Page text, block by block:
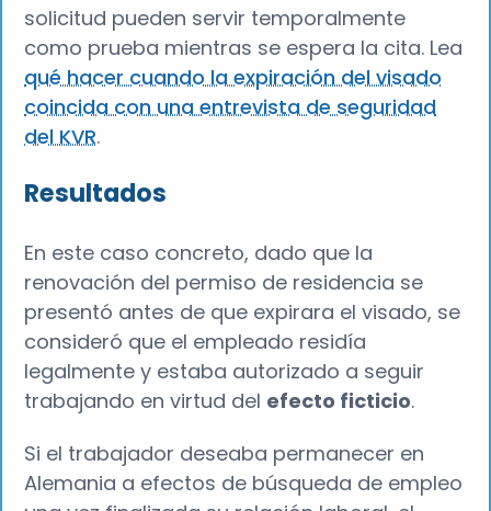
solicitud pueden servir temporalmente
como prueba mientras se espera la cita. Lea
qué hacer cuando la expiración del visado
coincida con una entrevista de seguridad
del KVR.
Resultados
En este caso concreto, dado que la
renovación del permiso de residencia se
presentó antes de que expirara el visado, se
consideró que el empleado residía
legalmente y estaba autorizado a seguir
trabajando en virtud del efecto ficticio.
Si el trabajador deseaba permanecer en
Alemania a efectos de búsqueda de empleo